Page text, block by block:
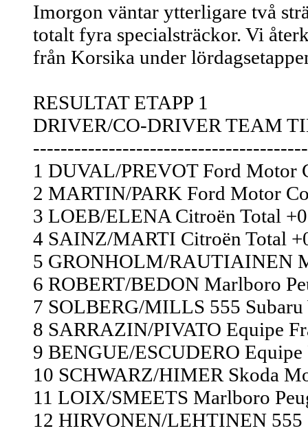
Imorgon väntar ytterligare två
totalt fyra specialsträckor. Vi
från Korsika under
RESULTAT ETAPP 1
DRIVER/CO-DRIVER TEAM
1 DUVAL/PREVOT Ford Motor
2 MARTIN/PARK Ford Motor
3 LOEB/ELENA Citroën Total
4 SAINZ/MARTI Citroën Total
5 GRONHOLM/RAUTIAINEN
6 ROBERT/BEDON Marlboro
7 SOLBERG/MILLS 555
8 SARRAZIN/PIVATO Equipe
9 BENGUE/ESCUDERO Equipe
10 SCHWARZ/HIMER Skoda
11 LOIX/SMEETS Marlboro
12 HIRVONEN/LEHTINEN 555